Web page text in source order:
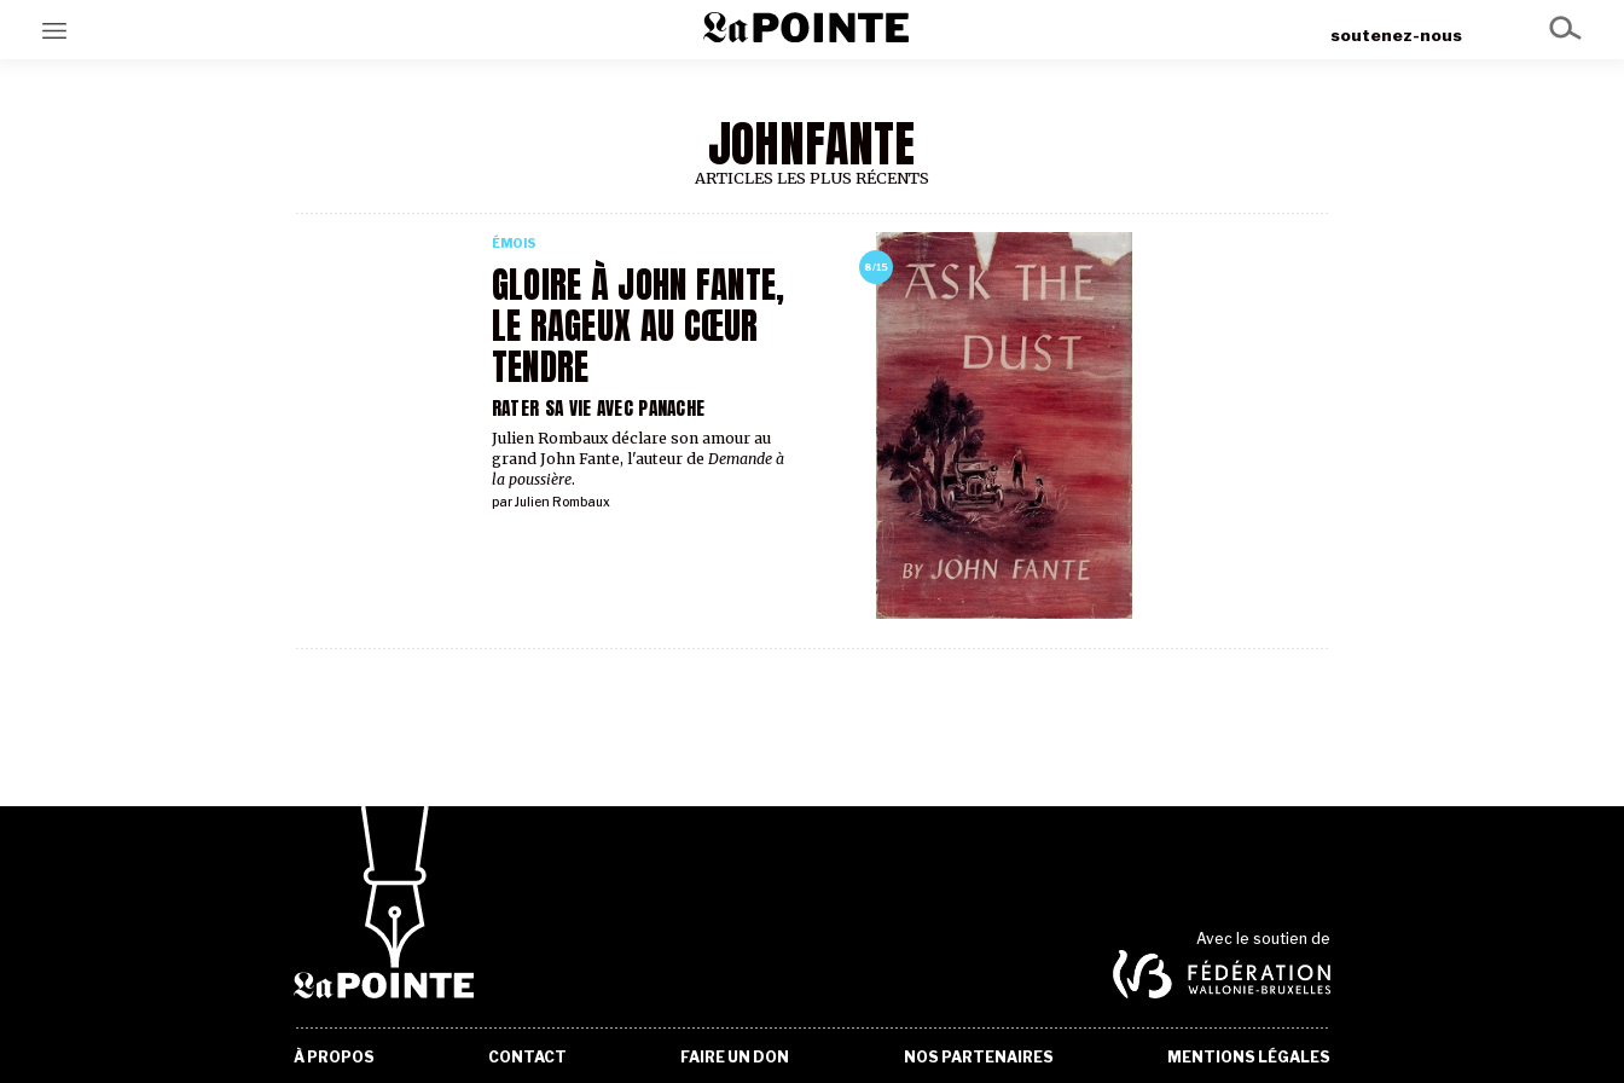
soutenez-nous
JOHNFANTE
ARTICLES LES PLUS RÉCENTS
8/15
GLOIRE À JOHN FANTE,
LE RAGEUX AU CŒUR
TENDRE
RATER SA VIE AVEC PANACHE
ÉMOIS
parJulien Rombaux
Julien Rombaux déclare son amour au
grand John Fante, l'auteur de Demande à
la poussière.
Avec le soutien de
À PROPOS CONTACT FAIRE UN DON NOS PARTENAIRES MENTIONS LÉGALES